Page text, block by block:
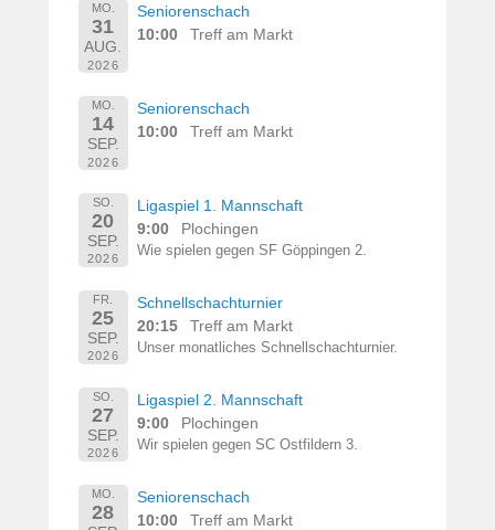
MO.
31
AUG.
2026
Seniorenschach
10:00
Treff am Markt
MO.
14
SEP.
2026
Seniorenschach
10:00
Treff am Markt
SO.
20
SEP.
2026
Ligaspiel 1. Mannschaft
9:00
Plochingen
Wie spielen gegen SF Göppingen 2.
FR.
25
SEP.
2026
Schnellschachturnier
20:15
Treff am Markt
Unser monatliches Schnellschachturnier.
SO.
27
SEP.
2026
Ligaspiel 2. Mannschaft
9:00
Plochingen
Wir spielen gegen SC Ostfildern 3.
MO.
28
Seniorenschach
10:00
Treff am Markt